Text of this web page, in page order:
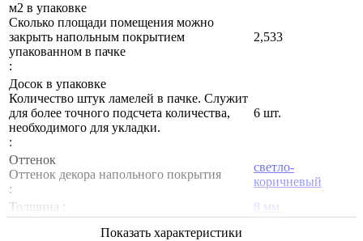
м2 в упаковке
Сколько площади помещения можно
закрыть напольным покрытием
упакованном в пачке
:
2,533
Досок в упаковке
Количество штук ламелей в пачке. Служит
для более точного подсчета количества,
необходимого для укладки.
:
6 шт.
Оттенок
Оттенок декора напольного покрытия
:
светло-
коричневый
Толщина :
8 мм
Показать характеристики